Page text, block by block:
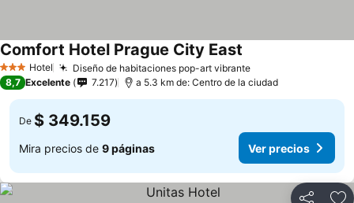
3 Estrellas
Hotel Diseño de habitaciones pop-art vibranteVer precios
Comfort Hotel Prague City East
8,7 Excelente 7.217 a 5.3 km de: Centro de la ciudad
De $ 349.159
Mira precios de 9 páginas Ver precios